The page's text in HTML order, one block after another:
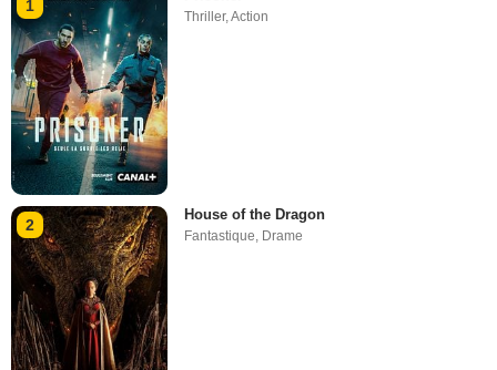
1
Thriller,Action
2
House of the Dragon
Fantastique, Drame